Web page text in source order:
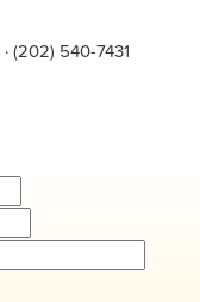
· (202) 540-7431